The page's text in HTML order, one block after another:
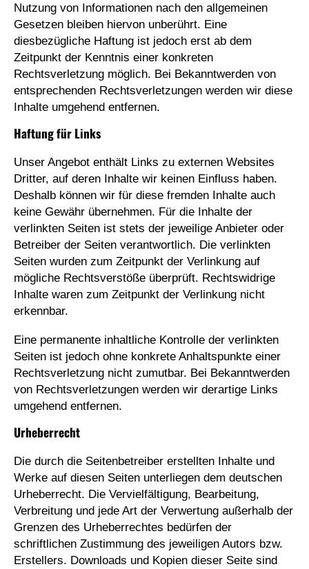
Nutzung von Informationen nach den allgemeinen
Gesetzen bleiben hiervon unberührt. Eine
diesbezügliche Haftung ist jedoch erst ab dem
Zeitpunkt der Kenntnis einer konkreten
Rechtsverletzung möglich. Bei Bekanntwerden von
entsprechenden Rechtsverletzungen werden wir diese
Inhalte umgehend entfernen.
Haftung für Links
Unser Angebot enthält Links zu externen Websites
Dritter, auf deren Inhalte wir keinen Einfluss haben.
Deshalb können wir für diese fremden Inhalte auch
keine Gewähr übernehmen. Für die Inhalte der
verlinkten Seiten ist stets der jeweilige Anbieter oder
Betreiber der Seiten verantwortlich. Die verlinkten
Seiten wurden zum Zeitpunkt der Verlinkung auf
mögliche Rechtsverstöße überprüft. Rechtswidrige
Inhalte waren zum Zeitpunkt der Verlinkung nicht
erkennbar.
Eine permanente inhaltliche Kontrolle der verlinkten
Seiten ist jedoch ohne konkrete Anhaltspunkte einer
Rechtsverletzung nicht zumutbar. Bei Bekanntwerden
von Rechtsverletzungen werden wir derartige Links
umgehend entfernen.
Urheberrecht
Die durch die Seitenbetreiber erstellten Inhalte und
Werke auf diesen Seiten unterliegen dem deutschen
Urheberrecht. Die Vervielfältigung, Bearbeitung,
Verbreitung und jede Art der Verwertung außerhalb der
Grenzen des Urheberrechtes bedürfen der
schriftlichen Zustimmung des jeweiligen Autors bzw.
Erstellers. Downloads und Kopien dieser Seite sind